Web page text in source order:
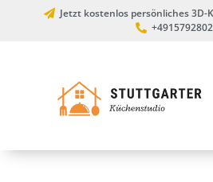
Jetzt kostenlos persönliches